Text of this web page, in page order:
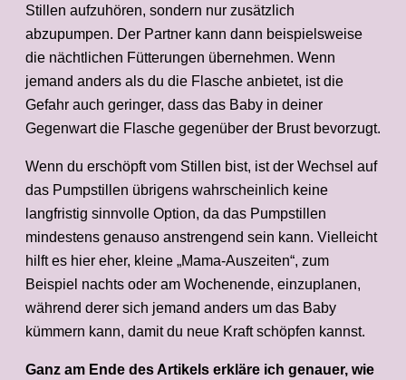
Stillen aufzuhören, sondern nur zusätzlich
abzupumpen. Der Partner kann dann beispielsweise
die nächtlichen Fütterungen übernehmen. Wenn
jemand anders als du die Flasche anbietet, ist die
Gefahr auch geringer, dass das Baby in deiner
Gegenwart die Flasche gegenüber der Brust bevorzugt.
Wenn du erschöpft vom Stillen bist, ist der Wechsel auf
das Pumpstillen übrigens wahrscheinlich keine
langfristig sinnvolle Option, da das Pumpstillen
mindestens genauso anstrengend sein kann. Vielleicht
hilft es hier eher, kleine „Mama-Auszeiten“, zum
Beispiel nachts oder am Wochenende, einzuplanen,
während derer sich jemand anders um das Baby
kümmern kann, damit du neue Kraft schöpfen kannst.
Ganz am Ende des Artikels erkläre ich genauer, wie